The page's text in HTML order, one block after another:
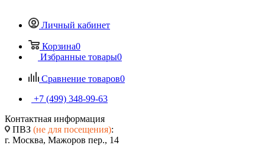
Личный кабинет
Корзина0
Избранные товары0
Сравнение товаров0
+7 (499) 348-99-63
Контактная информация
ПВЗ (не для посещения):
г. Москва, Мажоров пер., 14